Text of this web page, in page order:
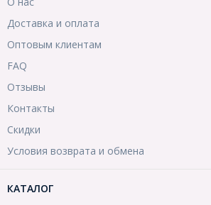
Доставка и оплата
Оптовым клиентам
FAQ
Отзывы
Контакты
Скидки
Условия возврата и обмена
КАТАЛОГ